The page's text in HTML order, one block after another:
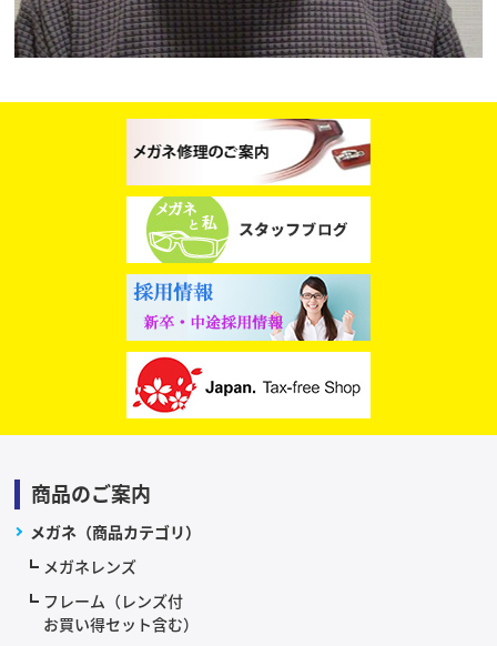
商品のご案内
メガネ（商品カテゴリ）
メガネレンズ
フレーム（レンズ付
お買い得セット含む）